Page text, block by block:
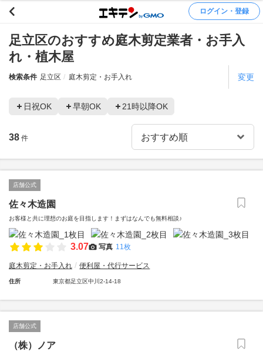
ログイン・登録
足立区のおすすめ庭木剪定業者・お手入
れ・植木屋
検索条件 足立区 庭木剪定・お手入れ 変更
日祝OK 早朝OK 21時以降OK
38 件
店舗公式
佐々木造園
お客様と共に理想のお庭を目指します！まずはなんでも無料相談♪
3.07 写真 11枚
庭木剪定・お手入れ 便利屋・代行サービス
住所 東京都足立区中川2-14-18
店舗公式
（株）ノア